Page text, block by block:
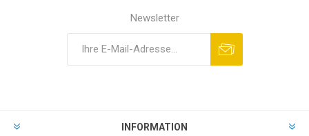
Newsletter
INFORMATION